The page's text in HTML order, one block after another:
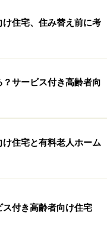
住宅、住み替え前に考
サービス付き高齢者向
住宅と有料老人ホーム
付き高齢者向け住宅